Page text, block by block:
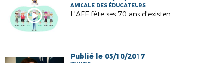
AMICALE DES ÉDUCATEURS
L'AEF fête ses 70 ans d'existence !
Publié le 05/10/2017